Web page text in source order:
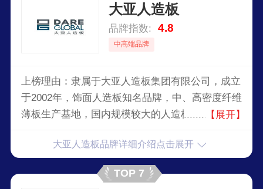
大亚人造板
品牌指数: 4.8
中高端品牌
上榜理由：隶属于大亚人造板集团有限公司，成立
于2002年，饰面人造板知名品牌，中、高密度纤维
薄板生产基地，国内规模较大的人造板生产企业，
板、强化地板、三层实木复合地板、高档家具等。
公司深入贯彻绿色发展的基本理念，积极推进国土
绿化，坚持以保护生态为原则，发展现代林业。
【展开】
大亚人造板品牌详细介绍点击展开
TOP 7